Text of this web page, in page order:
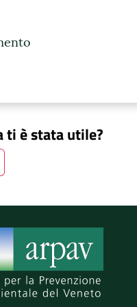
ti è stata utile?
e aiutaci a migliorare il